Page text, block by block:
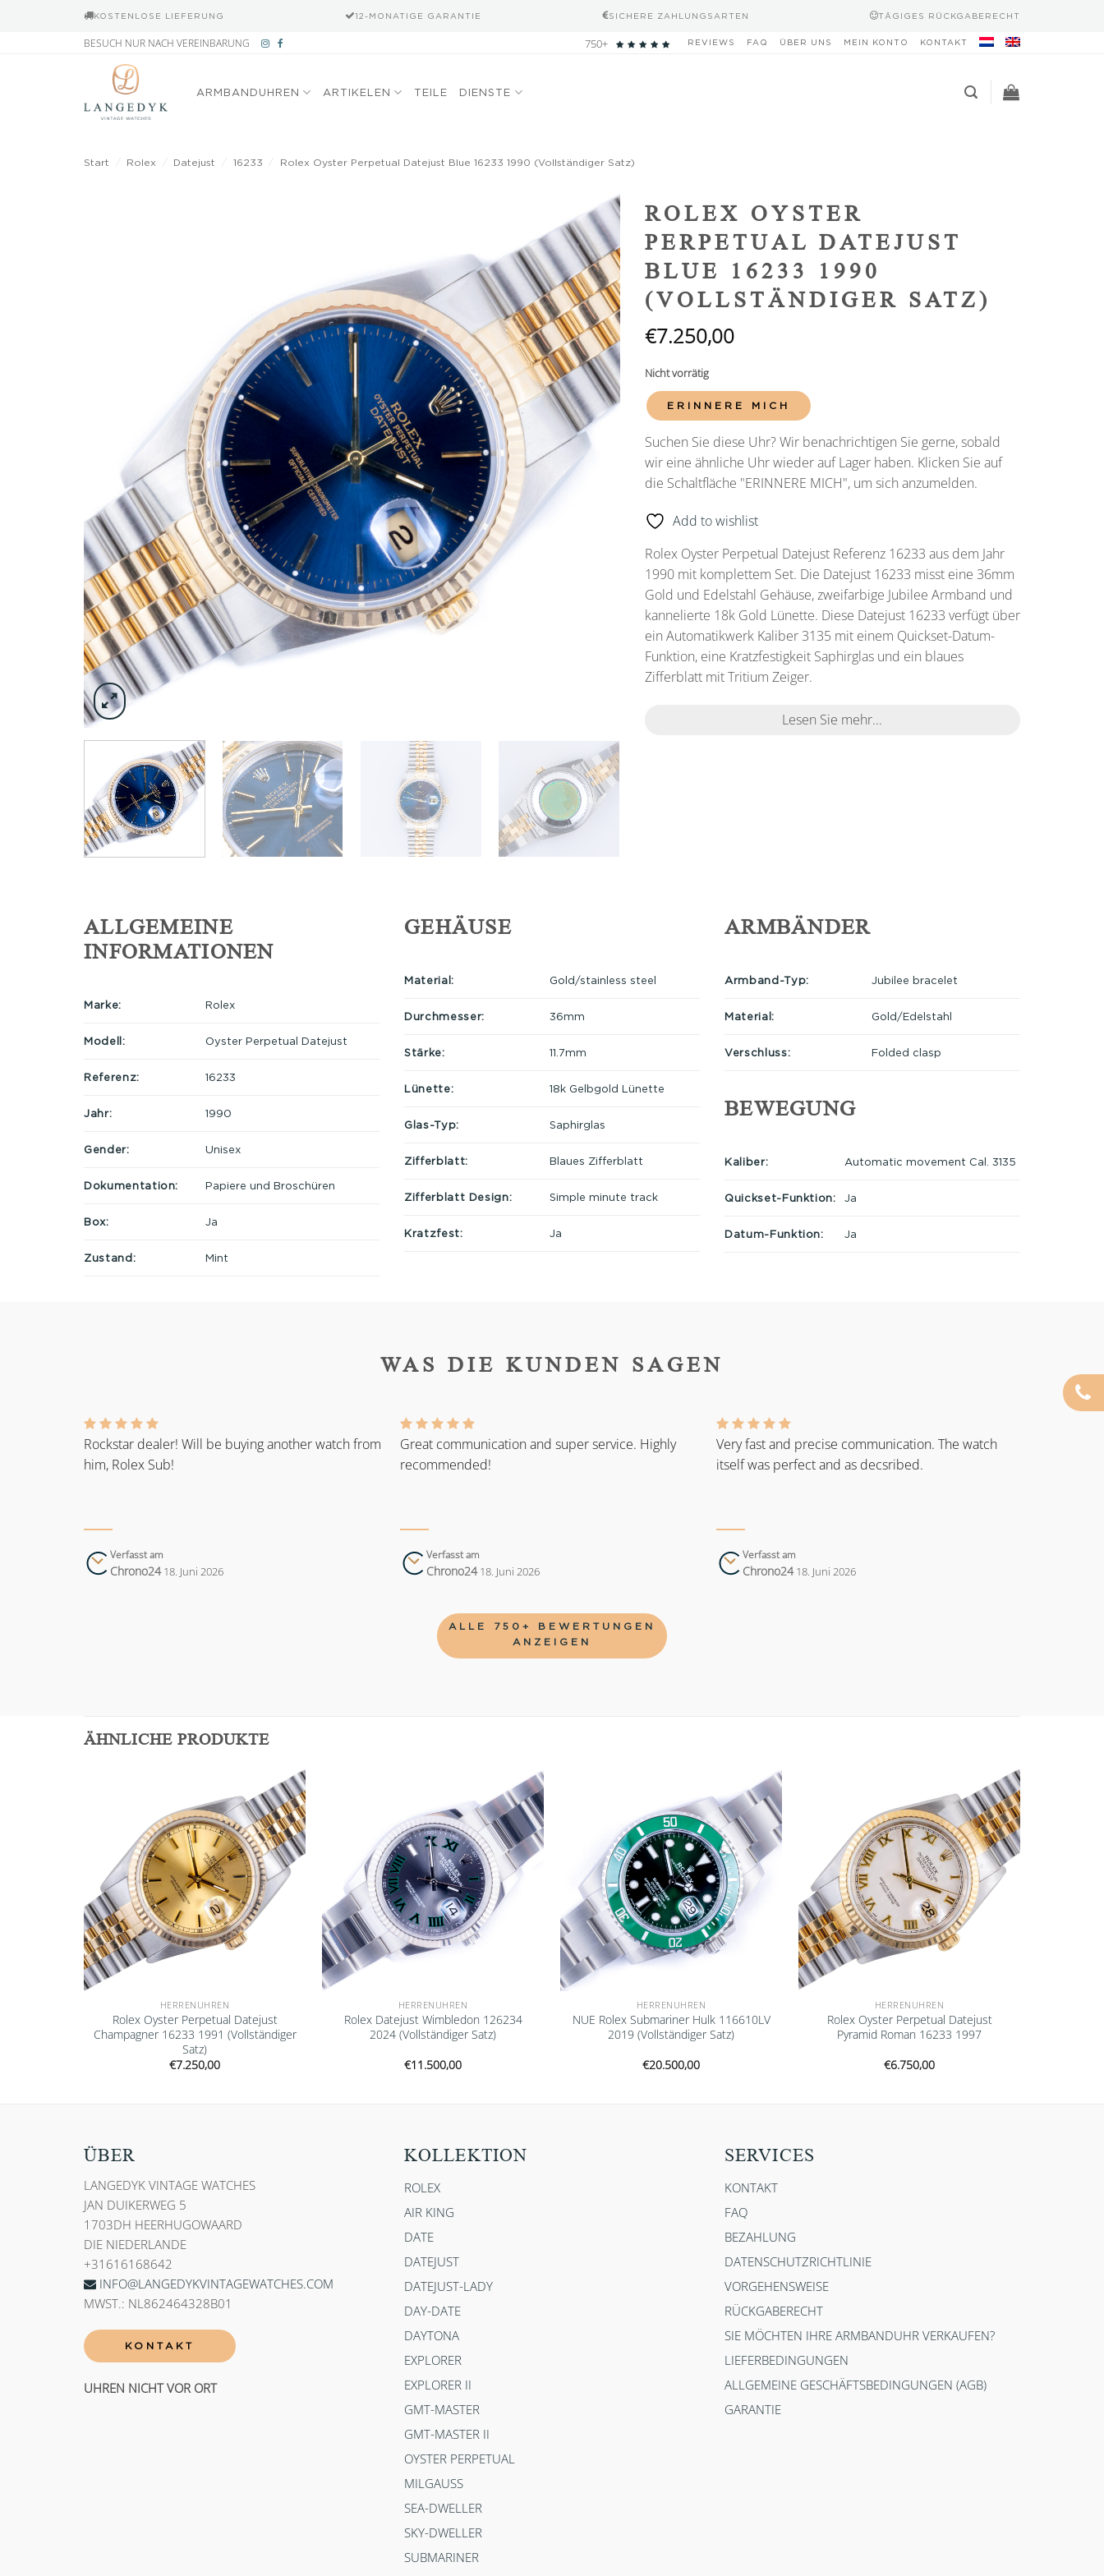
KOSTENLOSE LIEFERUNG 12-MONATIGE GARANTIE SICHERE ZAHLUNGSARTEN TÄGIGES RÜCKGABERECHT
BESUCH NUR NACH VEREINBARUNG 750+ REVIEWS FAQ ÜBER UNS MEIN KONTO KONTAKT
ARMBANDUHREN ARTIKELEN TEILE DIENSTE
Start Rolex Datejust 16233 Rolex Oyster Perpetual Datejust Blue 16233 1990 (Vollständiger Satz)
wishlist
ROLEX OYSTER
PERPETUAL DATEJUST
BLUE 16233 1990
(VOLLSTÄNDIGER SATZ)
€7.250,00
Nicht vorrätig
ERINNERE MICH
Suchen Sie diese Uhr? Wir benachrichtigen Sie gerne, sobald
wir eine ähnliche Uhr wieder auf Lager haben. Klicken Sie auf
die Schaltfläche "ERINNERE MICH", um sich anzumelden.
Add to wishlist
Rolex Oyster Perpetual Datejust Referenz 16233 aus dem Jahr
1990 mit komplettem Set. Die Datejust 16233 misst eine 36mm
Gold und Edelstahl Gehäuse, zweifarbige Jubilee Armband und
kannelierte 18k Gold Lünette. Diese Datejust 16233 verfügt über
ein Automatikwerk Kaliber 3135 mit einem Quickset-Datum-
Funktion, eine Kratzfestigkeit Saphirglas und ein blaues
Zifferblatt mit Tritium Zeiger.
Lesen Sie mehr...
ALLGEMEINE
INFORMATIONEN
Marke: Rolex
Modell: Oyster Perpetual Datejust
Referenz: 16233
Jahr: 1990
Gender: Unisex
Dokumentation: Papiere und Broschüren
Box: Ja
Zustand: Mint
GEHÄUSE
Material: Gold/stainless steel
Durchmesser: 36mm
Stärke: 11.7mm
Lünette: 18k Gelbgold Lünette
Glas-Typ: Saphirglas
Zifferblatt: Blaues Zifferblatt
Zifferblatt Design: Simple minute track
Kratzfest: Ja
ARMBÄNDER
Armband-Typ: Jubilee bracelet
Material: Gold/Edelstahl
Verschluss: Folded clasp
BEWEGUNG
Kaliber: Automatic movement Cal. 3135
Quickset-Funktion: Ja
Datum-Funktion: Ja
WAS DIE KUNDEN SAGEN
Rockstar dealer! Will be buying another watch from
him, Rolex Sub!
Verfasst am
Chrono24 18. Juni 2026
Great communication and super service. Highly
recommended!
Verfasst am
Chrono24 18. Juni 2026
Very fast and precise communication. The watch
itself was perfect and as decsribed.
Verfasst am
Chrono24 18. Juni 2026
ALLE 750+ BEWERTUNGEN
ANZEIGEN
ÄHNLICHE PRODUKTE
Add to
wishlist
HERRENUHREN
Rolex Oyster Perpetual Datejust
Champagner 16233 1991 (Vollständiger
Satz)
€7.250,00
Add to
wishlist
HERRENUHREN
Rolex Datejust Wimbledon 126234
2024 (Vollständiger Satz)
€11.500,00
Add to
wishlist
HERRENUHREN
NUE Rolex Submariner Hulk 116610LV
2019 (Vollständiger Satz)
€20.500,00
Add to
wishlist
HERRENUHREN
Rolex Oyster Perpetual Datejust
Pyramid Roman 16233 1997
€6.750,00
ÜBER
LANGEDYK VINTAGE WATCHES
JAN DUIKERWEG 5
1703DH HEERHUGOWAARD
DIE NIEDERLANDE
+31616168642
INFO@LANGEDYKVINTAGEWATCHES.COM
MWST.: NL862464328B01
KONTAKT
UHREN NICHT VOR ORT
KOLLEKTION
ROLEX
AIR KING
DATE
DATEJUST
DATEJUST-LADY
DAY-DATE
DAYTONA
EXPLORER
EXPLORER II
GMT-MASTER
GMT-MASTER II
OYSTER PERPETUAL
MILGAUSS
SEA-DWELLER
SKY-DWELLER
SUBMARINER
SERVICES
KONTAKT
FAQ
BEZAHLUNG
DATENSCHUTZRICHTLINIE
VORGEHENSWEISE
RÜCKGABERECHT
SIE MÖCHTEN IHRE ARMBANDUHR VERKAUFEN?
LIEFERBEDINGUNGEN
ALLGEMEINE GESCHÄFTSBEDINGUNGEN (AGB)
GARANTIE